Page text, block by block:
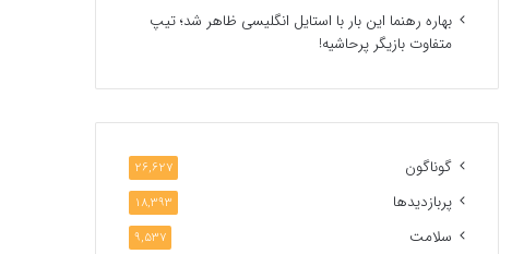
بهاره رهنما این بار با استایل انگلیسی ظاهر شد؛ تیپ
متفاوت بازیگر پرحاشیه!
گوناگون 26,627
پربازدیدها 18,393
سلامت 9,537